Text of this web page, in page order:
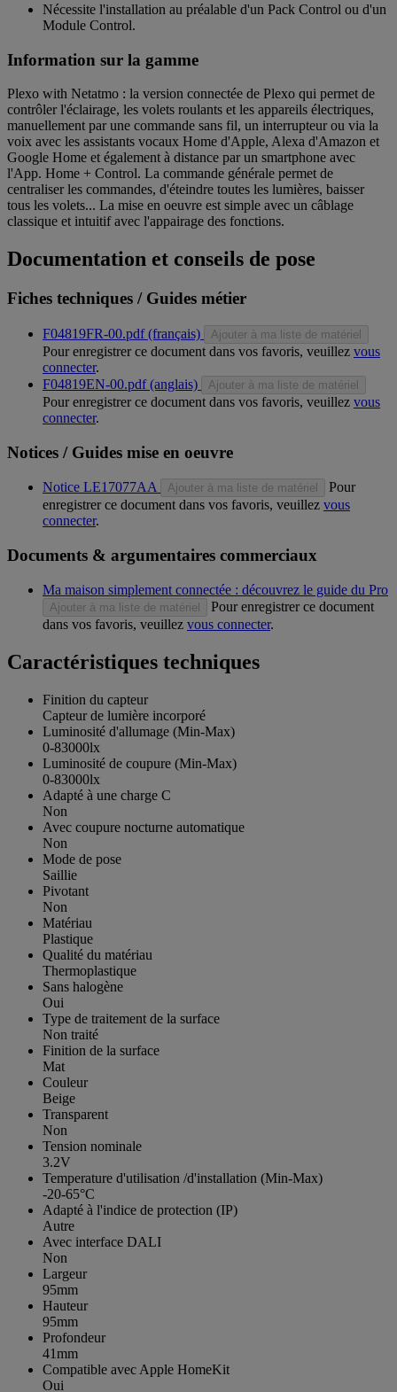
Nécessite l'installation au préalable d'un Pack Control ou d'un
Module Control.
Information sur la gamme
Plexo with Netatmo : la version connectée de Plexo qui permet de
contrôler l'éclairage, les volets roulants et les appareils électriques,
manuellement par une commande sans fil, un interrupteur ou via la
voix avec les assistants vocaux Home d'Apple, Alexa d'Amazon et
Google Home et également à distance par un smartphone avec
l'App. Home + Control. La commande générale permet de
centraliser les commandes, d'éteindre toutes les lumières, baisser
tous les volets... La mise en oeuvre est simple avec un câblage
classique et intuitif avec l'appairage des fonctions.
Documentation et conseils de pose
Fiches techniques / Guides métier
F04819FR-00.pdf (français) Ajouter à ma liste de matériel
Pour enregistrer ce document dans vos favoris, veuillez vous
connecter.
F04819EN-00.pdf (anglais)
Ajouter à ma liste de matériel
Pour enregistrer ce document dans vos favoris, veuillez vous
connecter.
Notices / Guides mise en oeuvre
Notice LE17077AA Ajouter à ma liste de matériel
Pour
enregistrer ce document dans vos favoris, veuillez vous
connecter.
Documents & argumentaires commerciaux
Ma maison simplement connectée : découvrez le guide du Pro
Ajouter à ma liste de matériel
Pour enregistrer ce document
dans vos favoris, veuillez vous connecter.
Caractéristiques techniques
Finition du capteur
Capteur de lumière incorporé
Luminosité d'allumage (Min-Max)
0-83000lx
Luminosité de coupure (Min-Max)
0-83000lx
Adapté à une charge C
Non
Avec coupure nocturne automatique
Non
Mode de pose
Saillie
Pivotant
Non
Matériau
Plastique
Qualité du matériau
Thermoplastique
Sans halogène
Oui
Type de traitement de la surface
Non traité
Finition de la surface
Mat
Couleur
Beige
Transparent
Non
Tension nominale
3.2V
Temperature d'utilisation /d'installation (Min-Max)
-20-65°C
Adapté à l'indice de protection (IP)
Autre
Avec interface DALI
Non
Largeur
95mm
Hauteur
95mm
Profondeur
41mm
Compatible avec Apple HomeKit
Oui